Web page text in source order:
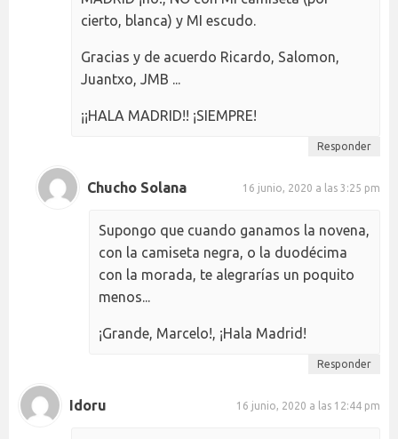
cierto, blanca) y MI escudo.
Gracias y de acuerdo Ricardo, Salomon,
Juantxo, JMB ...
¡¡HALA MADRID!! ¡SIEMPRE!
Responder
Chucho Solana 16 junio, 2020 a las 3:25 pm
Supongo que cuando ganamos la novena,
con la camiseta negra, o la duodécima
con la morada, te alegrarías un poquito
menos...
¡Grande, Marcelo!, ¡Hala Madrid!
Responder
Idoru 16 junio, 2020 a las 12:44 pm